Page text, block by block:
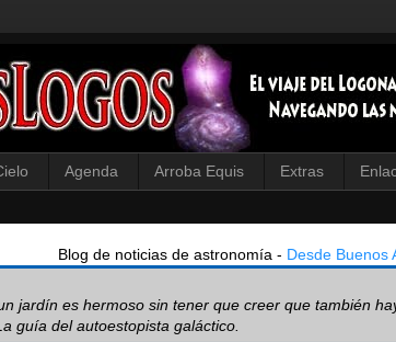
Agenda Arroba Equis Extras
Blog de noticias de astronomía - Desde Buenos
jardín es hermoso sin tener que creer que también
guía del autoestopista galáctico.